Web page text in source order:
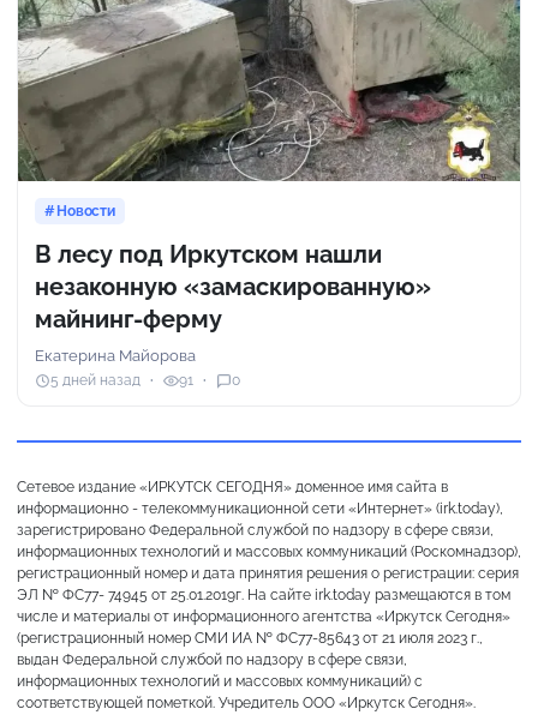
Новости
В лесу под Иркутском нашли
незаконную «замаскированную»
майнинг-ферму
Екатерина Майорова
5 дней назад 91 0
Сетевое издание «ИРКУТСК СЕГОДНЯ» доменное имя сайта в
информационно - телекоммуникационной сети «Интернет» (irk.today),
зарегистрировано Федеральной службой по надзору в сфере связи,
информационных технологий и массовых коммуникаций (Роскомнадзор),
регистрационный номер и дата принятия решения о регистрации: серия
ЭЛ № ФС77- 74945 от 25.01.2019г. На сайте irk.today размещаются в том
числе и материалы от информационного агентства «Иркутск Сегодня»
(регистрационный номер СМИ ИА № ФС77-85643 от 21 июля 2023 г.,
выдан Федеральной службой по надзору в сфере связи,
информационных технологий и массовых коммуникаций) с
соответствующей пометкой. Учредитель ООО «Иркутск Сегодня».